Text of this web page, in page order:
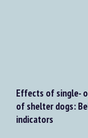
Effects of single-
of shelter dogs:
indicators